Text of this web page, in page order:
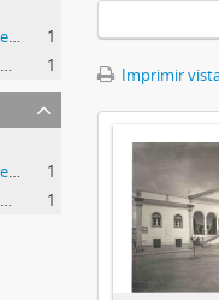
Administração do Concelho de Reguengos
1
Câmara Municipal de Reguengos de Monsaraz
1
Administração do Concelho de Reguengos
1
Câmara Municipal de Reguengos de Monsaraz
1
Imprimir